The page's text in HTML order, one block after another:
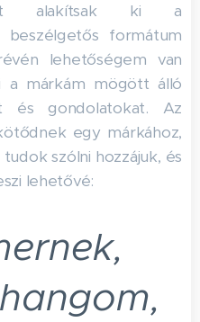
alakítsak ki a
beszélgetős formátum
lehetőségem van
a márkám mögött álló
és gondolatokat. Az
egy márkához,
szólni hozzájuk, és
lehetővé: